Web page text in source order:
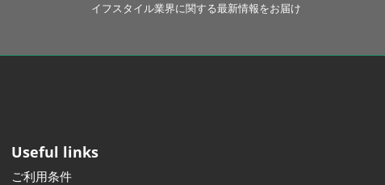
イフスタイル業界に関する最新情報をお届け
Useful links
ご利用条件